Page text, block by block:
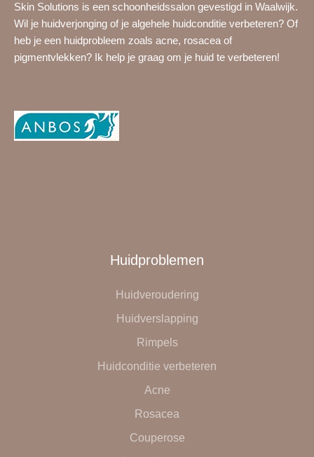
Skin Solutions is een schoonheidssalon gevestigd in Waalwijk.
Wil je huidverjonging of je algehele huidconditie verbeteren? Of
heb je een huidprobleem zoals acne, rosacea of
pigmentvlekken? Ik help je graag om je huid te verbeteren!
Huidproblemen
Huidveroudering
Huidverslapping
Rimpels
Huidconditie verbeteren
Acne
Rosacea
Couperose